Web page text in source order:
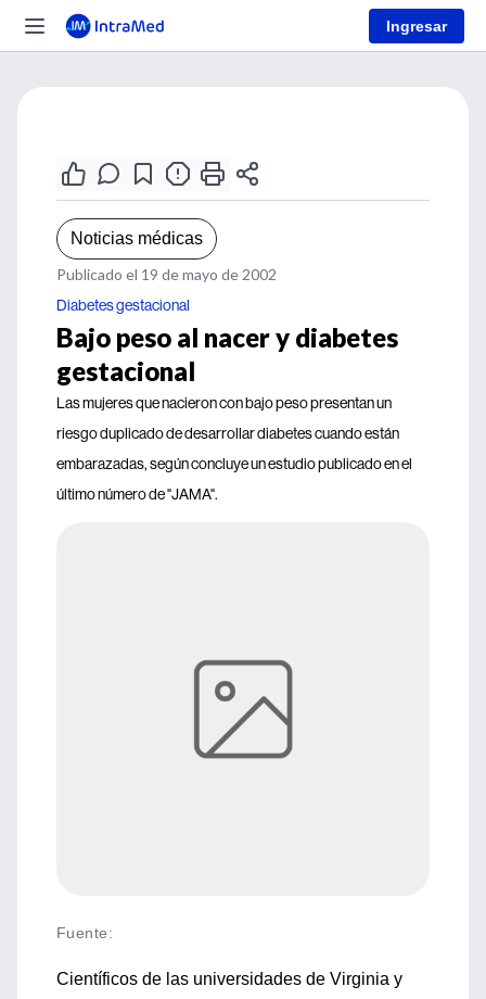
Ingresar
Noticias médicas
Publicado el 19 de mayo de 2002
Diabetes gestacional
Bajo peso al nacer y diabetes
gestacional
Las mujeres que nacieron con bajo peso presentan un
riesgo duplicado de desarrollar diabetes cuando están
embarazadas, según concluye un estudio publicado en el
último número de "JAMA".
Fuente:
Científicos de las universidades de Virginia y